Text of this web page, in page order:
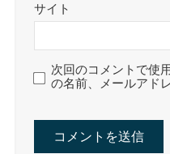
サイト
次回のコメントで使
の名前、メールアド